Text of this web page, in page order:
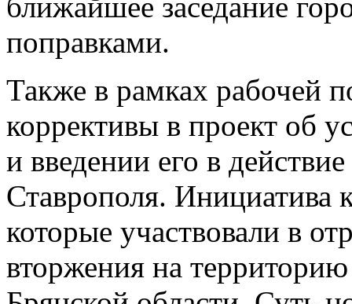
поправками.
Также в рамках рабочей
коррективы в проект об
и введении его в
Ставрополя. Инициатива
которые участвовали в
вторжения на